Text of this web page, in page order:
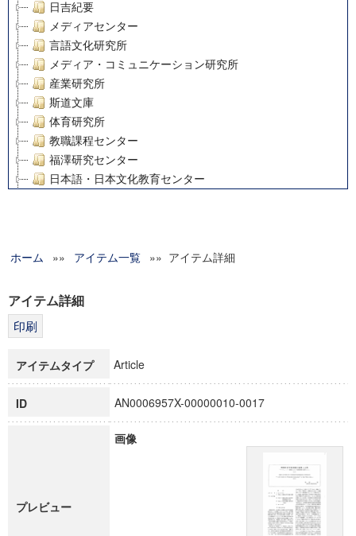
日吉紀要
メディアセンター
言語文化研究所
メディア・コミュニケーション研究所
産業研究所
斯道文庫
体育研究所
教職課程センター
福澤研究センター
日本語・日本文化教育センター
グローバルリサーチインスティテュート
科学研究費補助金研究成果報告書
博士課程教育リーディングプログラム「超成熟社会発展のサ
ホーム »» アイテム一覧 »» アイテム詳細
アイテム詳細
アイテムタイプ Article
ID AN0006957X-00000010-0017
プレビュー
画像